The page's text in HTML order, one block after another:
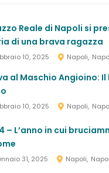
Reale di Napoli si
di una brava ragazza
10, 2025 Napoli
al Maschio Angioino: Il
10, 2025 Napoli
– L’anno in cui
31, 2025 Napoli